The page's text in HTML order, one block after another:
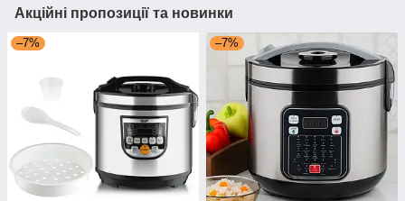
Акційні пропозиції та новинки
–7% –7%